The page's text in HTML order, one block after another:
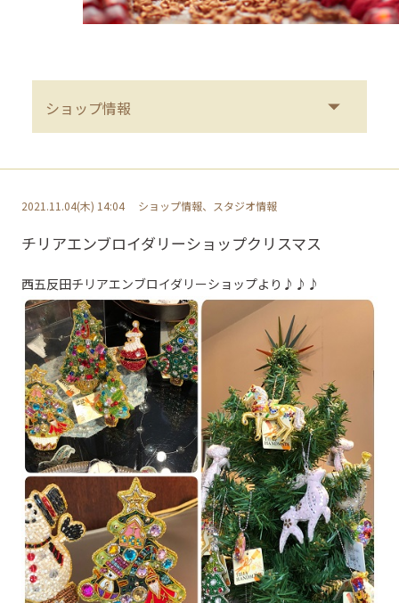
2021.11.04(木) 14:04 ショップ情報、スタジオ情報
チリアエンブロイダリーショップクリスマス
西五反田チリアエンブロイダリーショップより♪♪♪